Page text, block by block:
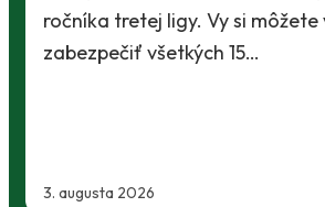
3. augusta 2026
ročníka tretej ligy. Vy si môžete
zabezpečiť všetkých 15…